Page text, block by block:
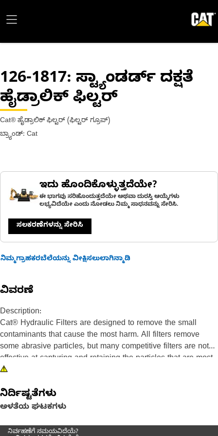
126-1817: ಸ್ಟ್ಯಾಂಡರ್ಡ್ ದಕ್ಷತೆ
ಹೈಡ್ರಾಲಿಕ್ ಫಿಲ್ಟರ್
Cat® ಹೈಡ್ರಾಲಿಕ್ ಫಿಲ್ಟರ್ (ಫಿಲ್ಟರ್ ಗ್ರೂಪ್)
ಬ್ರ್ಯಾಂಡ್: Cat
ಇದು ಹೊಂದಿಕೊಳ್ಳುತ್ತದೆಯೇ?
ಈ ಭಾಗವು ಸರಿಹೊಂದುತ್ತದೆಯೇ ಅಥವಾ ದುರಸ್ತಿ ಆಯ್ಕೆಗಳು
ಲಭ್ಯವಿದೆಯೇ ಎಂದು ನೋಡಲು ನಿಮ್ಮ ಸಾಧನವನ್ನು ಸೇರಿಸಿ.
ಸಲಕರಣೆಗಳನ್ನು ಸೇರಿಸಿ
ನಿಮ್ಮಗ್ರಾಹಕರಬೆಲೆಯನ್ನು ವೀಕ್ಷಿಸಲುಲಾಗಿನ್ಮಾಡಿ
ವಿವರಣೆ
Description:
Cat® Hydraulic Filters are designed to remove the small
contaminants that cause the most harm. All filters remove
some abrasive particles, but many competitive filters are not
effective at capturing and retaining the particles that are most
damaging to sensitive fuel system components. Caterpillar
Cat machine performs better with genuine Cat parts. Not only
do our filters improve performance, they also protect vital
additional protection, advanced efficiency filters can be used
ನಿರ್ದಿಷ್ಟತೆಗಳು
ಅಳತೆಯ ಘಟಕಗಳು
ನಿರ್ವಹಣೆಗೆ ಸಮಯವಿದೆಯೆ?